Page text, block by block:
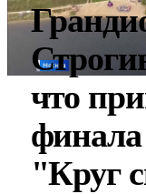
что
"Круг